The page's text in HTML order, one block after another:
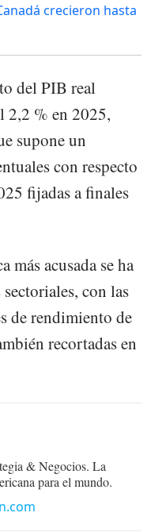
crecieron hasta
del PIB real
2,2 % en 2025,
supone un
con respecto
fijadas a finales
más acusada se ha
con las
de rendimiento de
recortadas en
& Negocios. La
para el mundo.